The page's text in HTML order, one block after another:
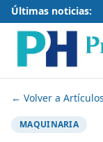
Últimas noticias:
← Volver a Artículos
MAQUINARIA